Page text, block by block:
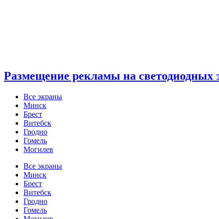
Размещение рекламы на светодиодных
Все экраны
Минск
Брест
Витебск
Гродно
Гомель
Могилев
Все экраны
Минск
Брест
Витебск
Гродно
Гомель